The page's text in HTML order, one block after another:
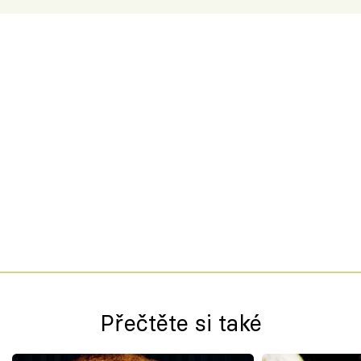
Přečtěte si také